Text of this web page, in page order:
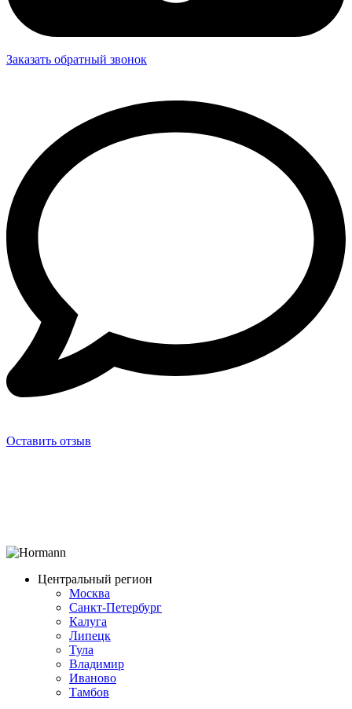
Заказать обратный звонок
Оставить отзыв
Центральный регион
Москва
Санкт-Петербург
Калуга
Липецк
Тула
Владимир
Иваново
Тамбов